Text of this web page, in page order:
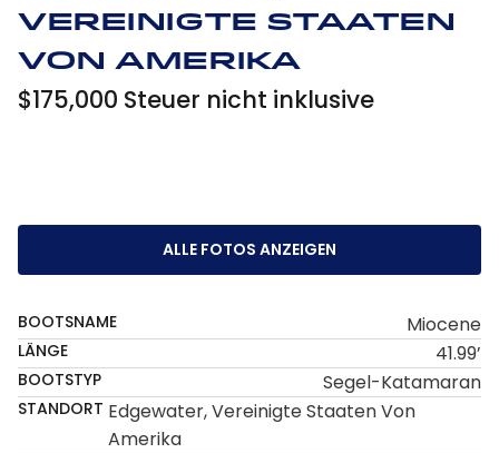
Vereinigte Staaten
von Amerika
$175,000 Steuer nicht inklusive
ALLE FOTOS ANZEIGEN
BOOTSNAME Miocene
LÄNGE 41.99’
BOOTSTYP Segel-Katamaran
STANDORT Edgewater, Vereinigte Staaten Von
Amerika